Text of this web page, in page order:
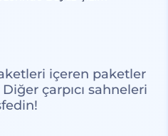
içeren paketler
Diğer çarpıcı sahneleri